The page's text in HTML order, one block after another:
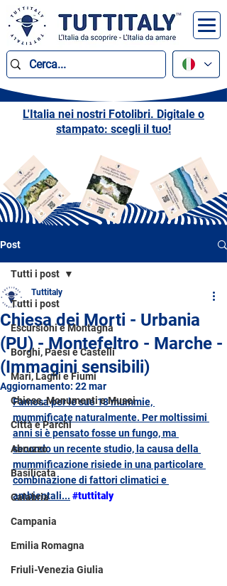
L'Italia nei nostri Fotolibri. Digitale o
stampato: scegli il tuo!
Post
Tutti i post
Escursioni e Montagna
Borghi, Paesi e Castelli
Mari, Laghi e Fiumi
Chiese, Monumenti e Musei
Città e Parchi
Abruzzo
Basilicata
Calabria
Campania
Emilia Romagna
Friuli-Venezia Giulia
Tutti i post
Chiesa dei Morti - Urbania
(PU) - Montefeltro - Marche -
(Immagini sensibili)
Tuttitaly
Aggiornamento: 22 mar
Famosa per le sue 18 mummie,
mummificate naturalmente. Per moltissimi
anni si è pensato fosse un fungo, ma
secondo un recente studio, la causa della
mummificazione risiede in una particolare
combinazione di fattori climatici e
ambientali... #tuttitaly